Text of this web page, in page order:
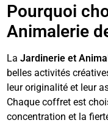
Pourquoi
Animalerie
LaJardinerie et
belles activités
leur originalité et leur
Chaque coffret est
concentration et la